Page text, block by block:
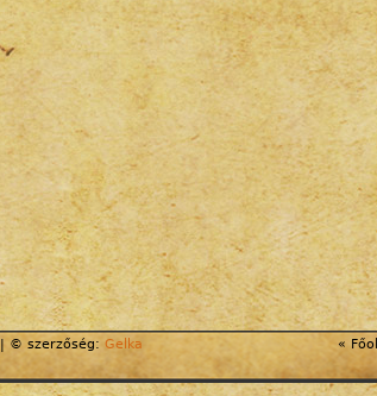
© szerzőség: Gelka «